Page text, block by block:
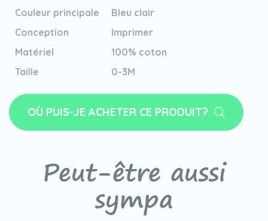
Couleur principale
Bleu clair
Conception
Imprimer
Matériel
100% coton
Taille
0-3M
OÙ PUIS-JE ACHETER CE PRODUIT?
Peut-être aussi
sympa